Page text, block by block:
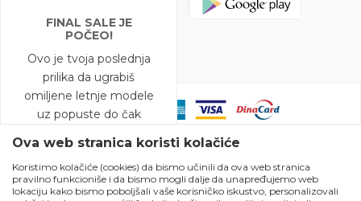
FINAL SALE JE
POČEO!
Ovo je tvoja poslednja
prilika da ugrabiš
omiljene letnje modele
uz popuste do čak
A to nije sve – na
modele snižene do
Nastojimo da budemo što precizniji u opisu proizvoda, prikazu slika i
samih cena, ali ne možemo garantovati da su sve informacije kompletne
Ova web stranica koristi kolačiće
Koristimo kolačiće (cookies) da bismo učinili da ova web stranica
pravilno funkcioniše i da bismo mogli dalje da unapređujemo web
lokaciju kako bismo poboljšali vaše korisničko iskustvo, personalizovali